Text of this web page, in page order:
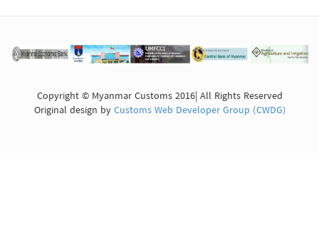
Copyright © Myanmar Customs 2016| All Rights Reserved
Original design byCustoms Web Developer Group (CWDG)